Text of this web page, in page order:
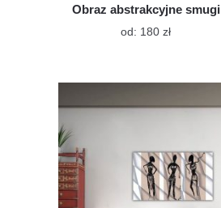
Obraz abstrakcyjne smugi
od: 180 złTen
wiele
wybrać
na
stronie